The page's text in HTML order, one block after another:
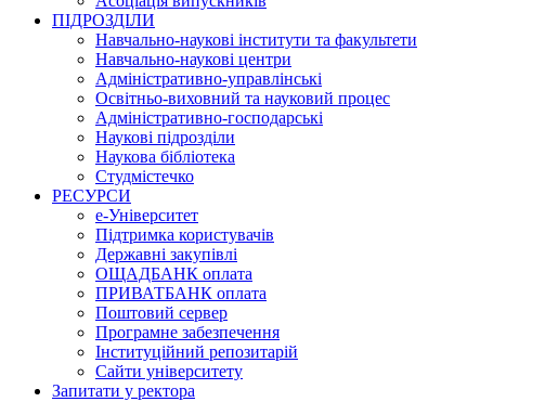
ПІДРОЗДІЛИ
Навчально-наукові інститути та факультети
Навчально-наукові центри
Адміністративно-управлінські
Освітньо-виховний та науковий процес
Адміністративно-господарські
Наукові підрозділи
Наукова бібліотека
Студмістечко
РЕСУРСИ
е-Університет
Підтримка користувачів
Державні закупівлі
ОЩАДБАНК оплата
ПРИВАТБАНК оплата
Поштовий сервер
Програмне забезпечення
Інституційний репозитарій
Сайти університету
Запитати у ректора